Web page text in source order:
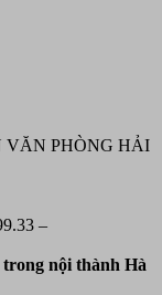
VĂN PHÒNG HẢI
–
trong nội thành Hà